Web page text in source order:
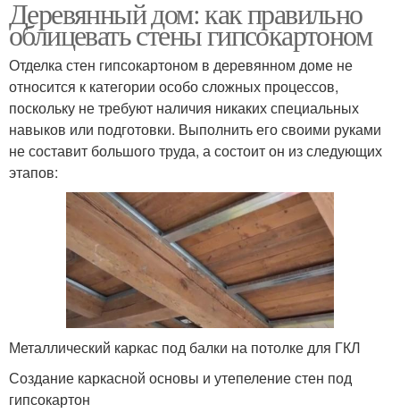
Деревянный дом: как правильно
облицевать стены гипсокартоном
Отделка стен гипсокартоном в деревянном доме не
относится к категории особо сложных процессов,
поскольку не требуют наличия никаких специальных
навыков или подготовки. Выполнить его своими руками
не составит большого труда, а состоит он из следующих
этапов:
Металлический каркас под балки на потолке для ГКЛ
Создание каркасной основы и утепеление стен под
гипсокартон